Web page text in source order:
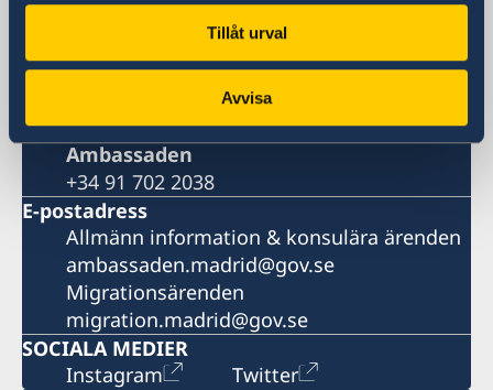
Tillåt urval
Avvisa
Ambassadens telefonväxel
Fax
Ambassaden
+34 91 702 2038
E-postadress
Allmänn information & konsulära ärenden
ambassaden.madrid@gov.se
Migrationsärenden
migration.madrid@gov.se
SOCIALA MEDIER
Instagram
Twitter